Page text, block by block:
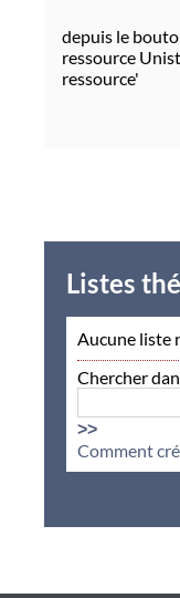
depuis le
ressource
ressource'
Listes
Aucune liste
Chercher
>>
Comment